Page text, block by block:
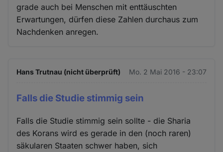
grade auch bei Menschen mit enttäuschten
Erwartungen, dürfen diese Zahlen durchaus zum
Nachdenken anregen.
Hans Trutnau (nicht überprüft) Mo. 2 Mai 2016 - 23:07
Falls die Studie stimmig sein
Falls die Studie stimmig sein sollte - die Sharia
des Korans wird es gerade in den (noch raren)
säkularen Staaten schwer haben, sich